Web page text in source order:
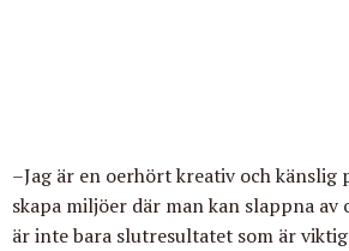
–Jag är en oerhört kreativ och känslig
skapa miljöer där man kan slappna av
är inte bara slutresultatet som är